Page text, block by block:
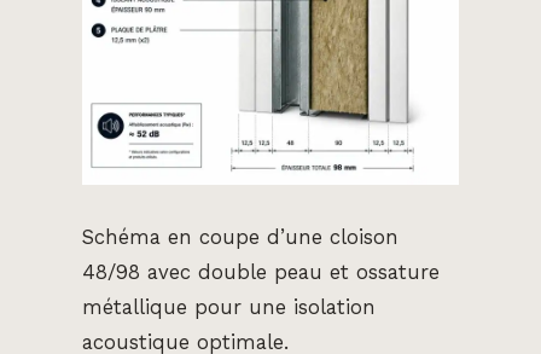
Schéma en coupe d’une cloison
48/98 avec double peau et ossature
métallique pour une isolation
acoustique optimale.